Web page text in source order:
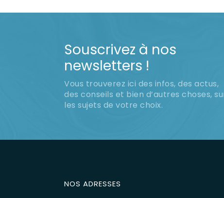
Souscrivez à nos
newsletters !
Vous trouverez ici des infos, des actus,
des conseils et bien d’autres choses,
les sujets de votre choix.
NOS ADRESSES